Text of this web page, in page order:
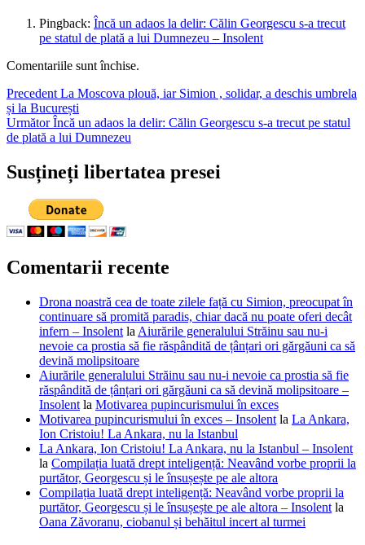
Pingback: Încă un adaos la delir: Călin Georgescu s-a trecut
pe statul de plată a lui Dumnezeu – Insolent
Comentariile sunt închise.
Navigare
în
articole
Precedent Articolul
anterior:
La Moscova plouă, iar Simion , solidar, a deschis umbrela
și la București
Următor Articolul
următor:
Încă un adaos la delir: Călin Georgescu s-a trecut pe statul
de plată a lui Dumnezeu
Susțineți libertatea presei
Comentarii recente
Drona noastră cea de toate zilele față cu Simion, preocupat în
continuare să promită paradis, chiar dacă nu poate oferi decât
infern – Insolent la Aiurările generalului Străinu sau nu-i
nevoie ca prostia să fie răspândită de țânțari ori gărgăuni ca să
devină molipsitoare
Aiurările generalului Străinu sau nu-i nevoie ca prostia să fie
răspândită de țânțari ori gărgăuni ca să devină molipsitoare –
Insolent la Motivarea pupincurismului în exces
Motivarea pupincurismului în exces – Insolent la La Ankara,
Ion Cristoiu! La Ankara, nu la Istanbul
La Ankara, Ion Cristoiu! La Ankara, nu la Istanbul – Insolent
la Compilația luată drept inteligență: Neavând vorbe proprii la
purtător, Georgescu și le însușește pe ale altora
Compilația luată drept inteligență: Neavând vorbe proprii la
purtător, Georgescu și le însușește pe ale altora – Insolent la
Oana Zăvoranu, ciobanul și behăitul incert al turmei